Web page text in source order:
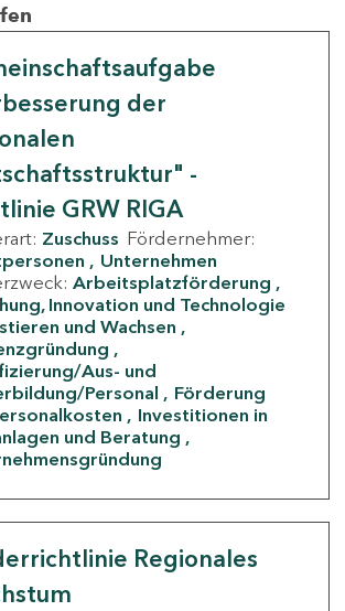
der
-
GRW RIGA
Zuschuss Fördernehmer:
Unternehmen
Arbeitsplatzförderung
Innovation und Technologie
und Wachsen
Aus- und
Personal
Förderung
Investitionen in
und Beratung
Regionales